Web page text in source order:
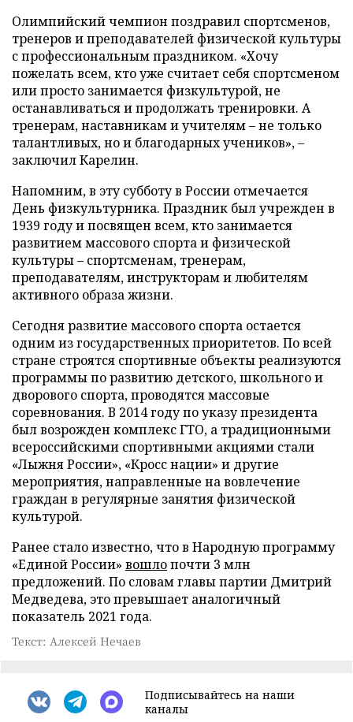
Олимпийский чемпион поздравил спортсменов,
тренеров и преподавателей физической культуры
с профессиональным праздником. «Хочу
пожелать всем, кто уже считает себя спортсменом
или просто занимается физкультурой, не
останавливаться и продолжать тренировки. А
тренерам, наставникам и учителям – не только
талантливых, но и благодарных учеников», –
заключил Карелин.
Напомним, в эту субботу в России отмечается
День физкультурника. Праздник был учрежден в
1939 году и посвящен всем, кто занимается
развитием массового спорта и физической
культуры – спортсменам, тренерам,
преподавателям, инструкторам и любителям
активного образа жизни.
Сегодня развитие массового спорта остается
одним из государственных приоритетов. По всей
стране строятся спортивные объекты реализуются
программы по развитию детского, школьного и
дворового спорта, проводятся массовые
соревнования. В 2014 году по указу президента
был возрожден комплекс ГТО, а традиционными
всероссийскими спортивными акциями стали
«Лыжня России», «Кросс нации» и другие
мероприятия, направленные на вовлечение
граждан в регулярные занятия физической
культурой.
Ранее стало известно, что в Народную программу
«Единой России» вошлопочти 3 млн
предложений. По словам главы партии Дмитрий
Медведева, это превышает аналогичный
показатель 2021 года.
Текст: Алексей Нечаев
Подписывайтесь на наши
каналы